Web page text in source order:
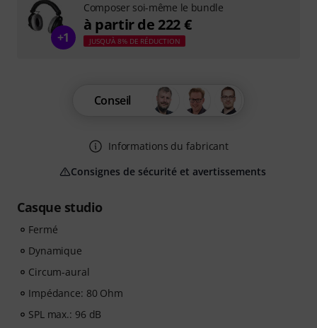
Casque studio
Fermé
Dynamique
Circum-aural
Impédance: 80 Ohm
SPL max.: 96 dB
Conseil
Informations du fabricant
Consignes de sécurité et avertissements
+1
Composer soi-même le bundle
à partir de 222 €
JUSQU'À 8% DE RÉDUCTION